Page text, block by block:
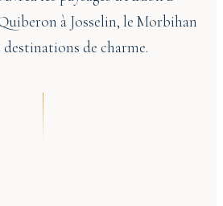
à Josselin, le Morbihan
destinations de charme.